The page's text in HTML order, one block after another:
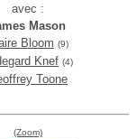
avec :
Mason
Bloom (9)
Knef (4)
Toone
(Zoom)